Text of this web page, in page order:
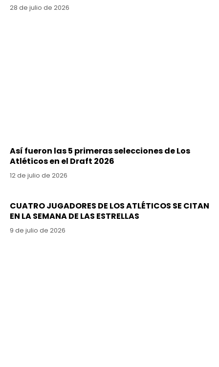
28 de julio de 2026
Así fueron las 5 primeras selecciones de Los
Atléticos en el Draft 2026
12 de julio de 2026
CUATRO JUGADORES DE LOS ATLÉTICOS SE CITAN
EN LA SEMANA DE LAS ESTRELLAS
9 de julio de 2026